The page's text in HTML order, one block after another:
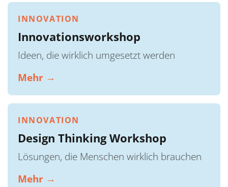
INNOVATION
Innovationsworkshop
Ideen, die wirklich umgesetzt werden
Mehr →
INNOVATION
Design Thinking Workshop
Lösungen, die Menschen wirklich brauchen
Mehr →